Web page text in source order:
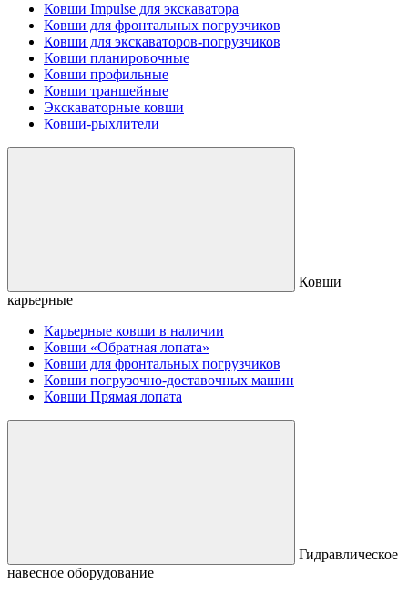
Ковши Impulse для экскаватора
Ковши для фронтальных погрузчиков
Ковши для экскаваторов-погрузчиков
Ковши планировочные
Ковши профильные
Ковши траншейные
Экскаваторные ковши
Ковши-рыхлители
Ковши
карьерные
Карьерные ковши в наличии
Ковши «Обратная лопата»
Ковши для фронтальных погрузчиков
Ковши погрузочно-доставочных машин
Ковши Прямая лопата
Гидравлическое
навесное оборудование